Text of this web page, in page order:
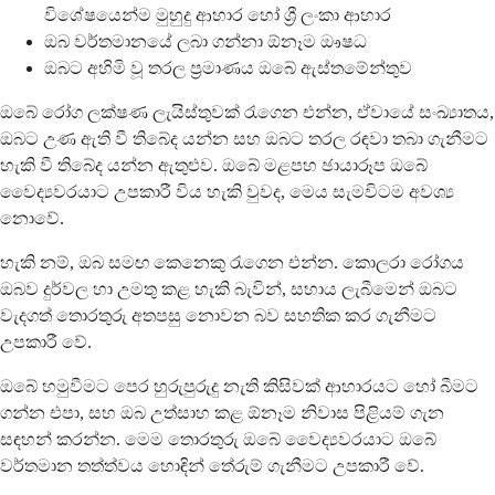
විශේෂයෙන්ම මුහුදු ආහාර හෝ ශ්‍රී ලංකා ආහාර
ඔබ වර්තමානයේ ලබා ගන්නා ඕනෑම ඖෂධ
ඔබට අහිමි වූ තරල ප්‍රමාණය ඔබේ ඇස්තමේන්තුව
ඔබේ රෝග ලක්ෂණ ලැයිස්තුවක් රැගෙන එන්න, ඒවායේ සංඛ්‍යාතය,
ඔබට උණ ඇති වී තිබේද යන්න සහ ඔබට තරල රඳවා තබා ගැනීමට
හැකි වී තිබේද යන්න ඇතුළුව. ඔබේ මළපහ ඡායාරූප ඔබේ
වෛද්‍යවරයාට උපකාරී විය හැකි වුවද, මෙය සැමවිටම අවශ්‍ය
නොවේ.
හැකි නම්, ඔබ සමඟ කෙනෙකු රැගෙන එන්න. කොලරා රෝගය
ඔබව දුර්වල හා උමතු කළ හැකි බැවින්, සහාය ලැබීමෙන් ඔබට
වැදගත් තොරතුරු අතපසු නොවන බව සහතික කර ගැනීමට
උපකාරී වේ.
ඔබේ හමුවීමට පෙර හුරුපුරුදු නැති කිසිවක් ආහාරයට හෝ බීමට
ගන්න එපා, සහ ඔබ උත්සාහ කළ ඕනෑම නිවාස පිළියම් ගැන
සඳහන් කරන්න. මෙම තොරතුරු ඔබේ වෛද්‍යවරයාට ඔබේ
වර්තමාන තත්ත්වය හොඳින් තේරුම් ගැනීමට උපකාරී වේ.